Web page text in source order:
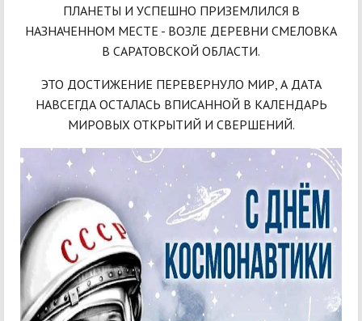
ПЛАНЕТЫ И УСПЕШНО ПРИЗЕМЛИЛСЯ В
НАЗНАЧЕННОМ МЕСТЕ - ВОЗЛЕ ДЕРЕВНИ СМЕЛОВКА
В САРАТОВСКОЙ ОБЛАСТИ.
ЭТО ДОСТИЖЕНИЕ ПЕРЕВЕРНУЛО МИР, А ДАТА
НАВСЕГДА ОСТАЛАСЬ ВПИСАННОЙ В КАЛЕНДАРЬ
МИРОВЫХ ОТКРЫТИЙ И СВЕРШЕНИЙ.